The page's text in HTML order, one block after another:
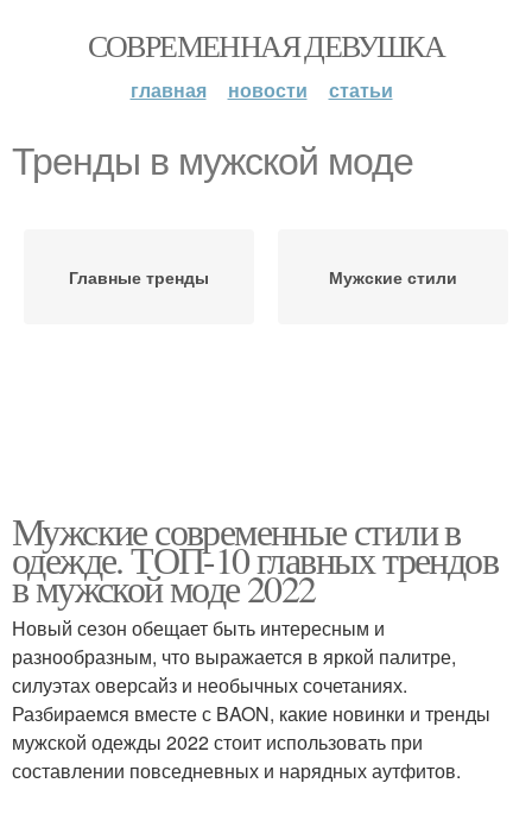
СОВРЕМЕННАЯ ДЕВУШКА
главная новости статьи
Тренды в мужской моде
Главные тренды Мужские стили
Мужские современные стили в
одежде. ТОП-10 главных трендов
в мужской моде 2022
Новый сезон обещает быть интересным и
разнообразным, что выражается в яркой палитре,
силуэтах оверсайз и необычных сочетаниях.
Разбираемся вместе с BAON, какие новинки и тренды
мужской одежды 2022 стоит использовать при
составлении повседневных и нарядных аутфитов.